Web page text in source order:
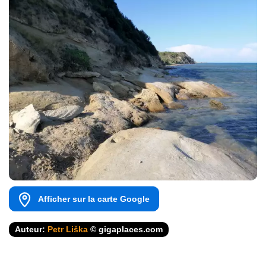
Afficher sur la carte Google
Auteur: Petr Liška © gigaplaces.com